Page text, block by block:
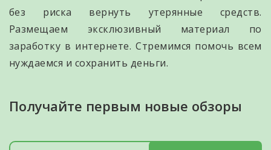
без риска вернуть утерянные средств.
Размещаем эксклюзивный материал по
заработку в интернете. Стремимся помочь всем
нуждаемся и сохранить деньги.
Получайте первым новые обзоры